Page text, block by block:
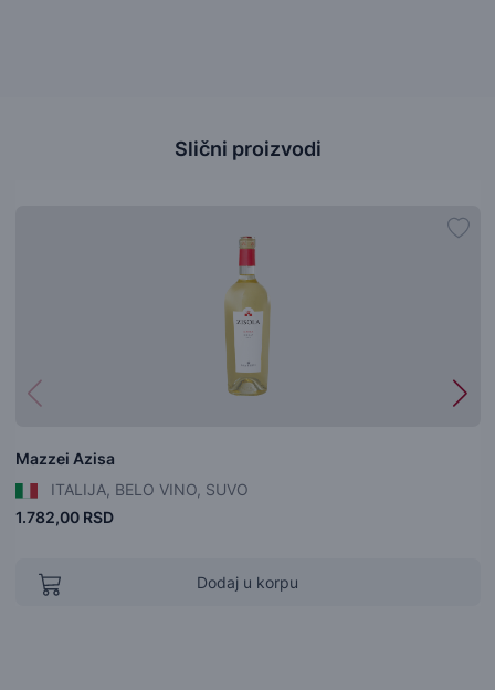
Slični proizvodi
Mazzei Azisa
ITALIJA, BELO VINO, SUVO
1.782,00 RSD
Dodaj u korpu